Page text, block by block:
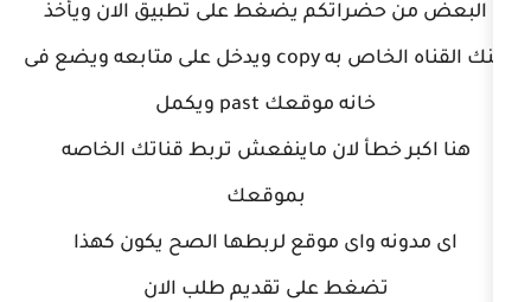
يضغط على تطبيق الان ويأخذ
لينك القناه الخاص به copy ويدخل على متابعه ويضع فى
لان ماينفعش تربط قناتك الخاصه
موقع لربطها الصح يكون كهذا
على تقديم طلب الان